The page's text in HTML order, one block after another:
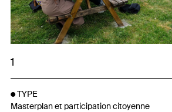
1
TYPE
Masterplan et participation citoyenne